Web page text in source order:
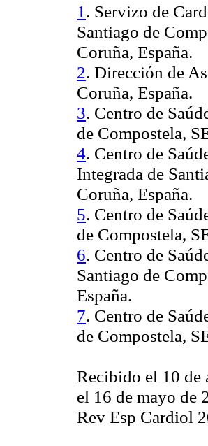
1 . Servizo de
Santiago de
Coruña, España.
2. Dirección de
Coruña, España.
3. Centro de
de Compostela,
4. Centro de
Integrada de
Coruña, España.
5. Centro de
de Compostela,
6. Centro de
Santiago de
España.
7. Centro de
de Compostela,
Recibido el 10 de
el 16 de mayo de
Rev Esp Cardiol